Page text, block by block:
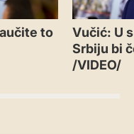
to
Vučić: U
Srbiju bi
/VIDEO/